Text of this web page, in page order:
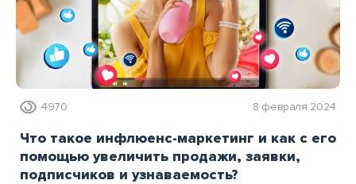
4970 8 февраля 2024
Что такое инфлюенс-маркетинг и как с его
помощью увеличить продажи, заявки,
подписчиков и узнаваемость?